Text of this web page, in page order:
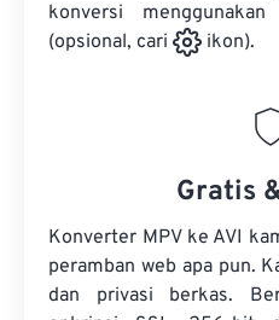
konversi
(opsional, cari
ikon).
Gratis
Konverter MPV ke AVI
peramban web apa pun.
dan privasi berkas.